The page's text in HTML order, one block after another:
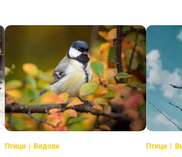
Птици Видове Птици